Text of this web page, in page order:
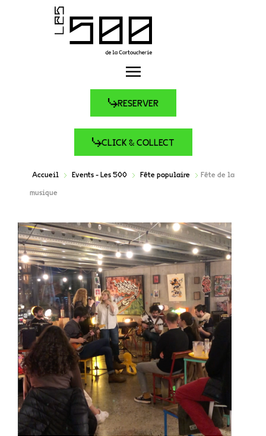
RESERVER
CLICK & COLLECT
Accueil Events - Les 500 Fête populaire
Fête de la
musique